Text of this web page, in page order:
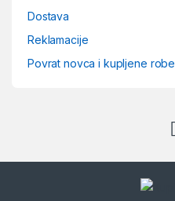
Dostava
Reklamacije
Povrat novca i kupljene robe